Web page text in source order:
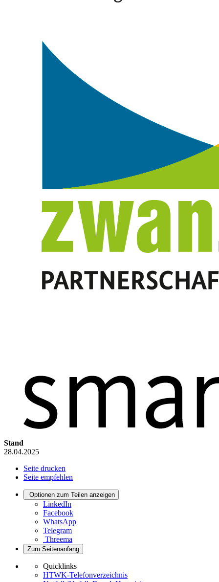
Stand
28.04.2025
Seite drucken
Seite empfehlen
Optionen zum Teilen anzeigen
LinkedIn
Facebook
WhatsApp
Telegram
Threema
Zum Seitenanfang
Quicklinks
HTWK-Telefonverzeichnis